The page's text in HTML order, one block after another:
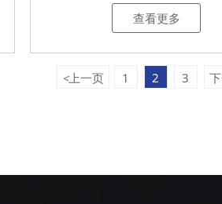
查看更多
<上一页 1 2 3